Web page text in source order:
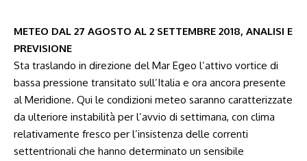
METEO DAL 27 AGOSTO AL 2 SETTEMBRE 2018, ANALISI E
PREVISIONE
Sta traslando in direzione del Mar Egeo l’attivo vortice di
bassa pressione transitato sull’Italia e ora ancora presente
al Meridione. Qui le condizioni meteo saranno caratterizzate
da ulteriore instabilità per l’avvio di settimana, con clima
relativamente fresco per l’insistenza delle correnti
settentrionali che hanno determinato un sensibile